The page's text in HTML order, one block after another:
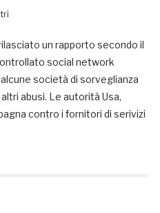
un rapporto secondo il
social network
società di sorveglianza
abusi. Le autorità Usa,
contro i fornitori di serivizi